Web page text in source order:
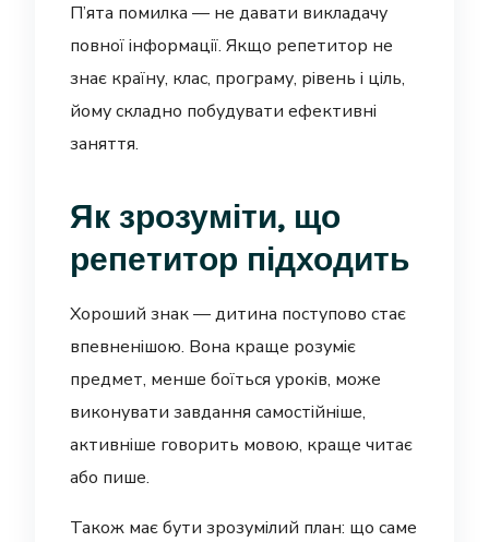
П’ята помилка — не давати викладачу
повної інформації. Якщо репетитор не
знає країну, клас, програму, рівень і ціль,
йому складно побудувати ефективні
заняття.
Як зрозуміти, що
репетитор підходить
Хороший знак — дитина поступово стає
впевненішою. Вона краще розуміє
предмет, менше боїться уроків, може
виконувати завдання самостійніше,
активніше говорить мовою, краще читає
або пише.
Також має бути зрозумілий план: що саме